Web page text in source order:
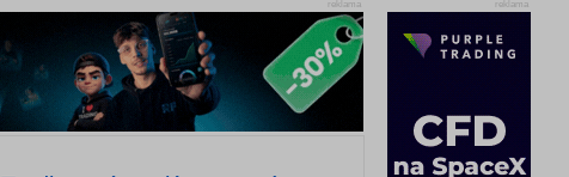
reklama
reklama